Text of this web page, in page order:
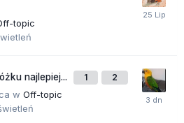
topic
najlepiej... 1 2
w Off-topic